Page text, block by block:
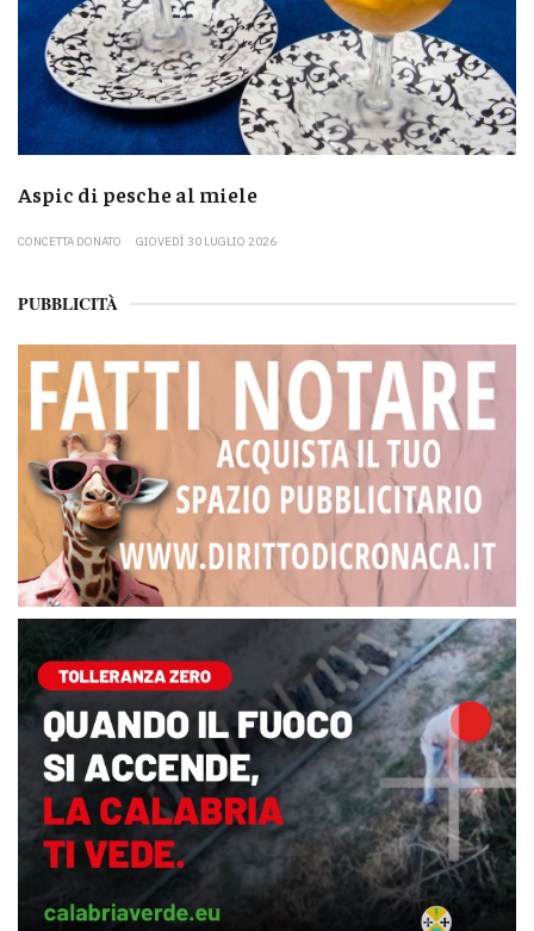
Aspic di pesche al miele
CONCETTA DONATO GIOVEDÌ 30 LUGLIO 2026
PUBBLICITÀ